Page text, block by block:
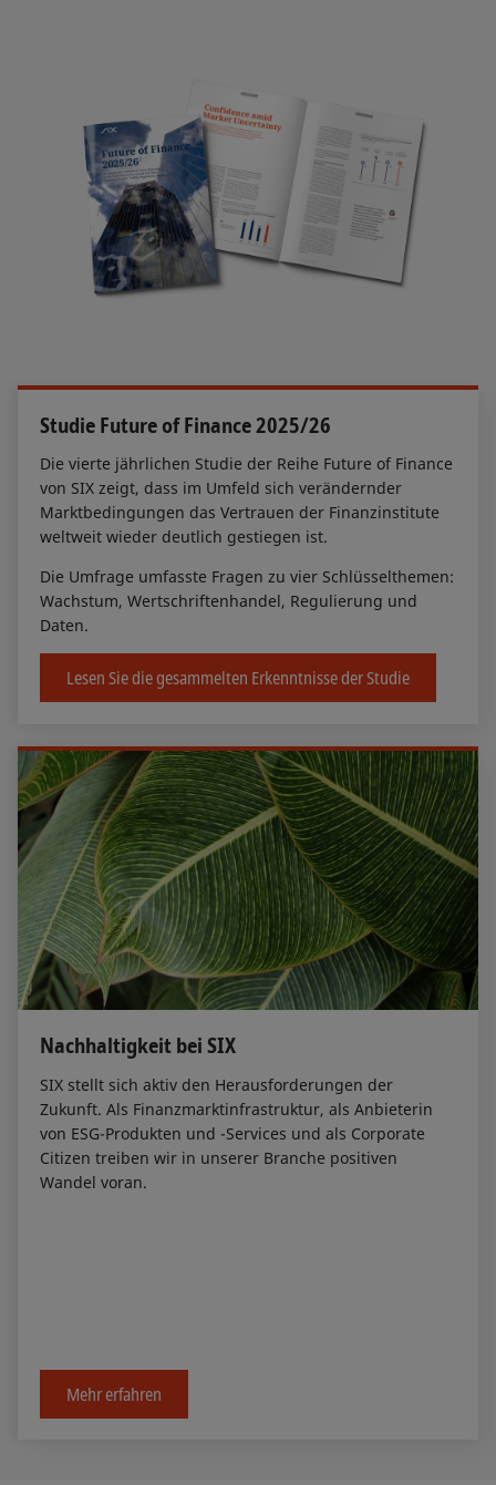
Studie Future of Finance 2025/26
Die vierte jährlichen Studie der Reihe Future of Finance
von SIX zeigt, dass im Umfeld sich verändernder
Marktbedingungen das Vertrauen der Finanzinstitute
weltweit wieder deutlich gestiegen ist.
Die Umfrage umfasste Fragen zu vier Schlüsselthemen:
Wachstum, Wertschriftenhandel, Regulierung und
Daten.
Lesen Sie die gesammelten Erkenntnisse der Studie
Nachhaltigkeit bei SIX
SIX stellt sich aktiv den Herausforderungen der
Zukunft. Als Finanzmarktinfrastruktur, als Anbieterin
von ESG-Produkten und -Services und als Corporate
Citizen treiben wir in unserer Branche positiven
Wandel voran.
Mehr erfahren